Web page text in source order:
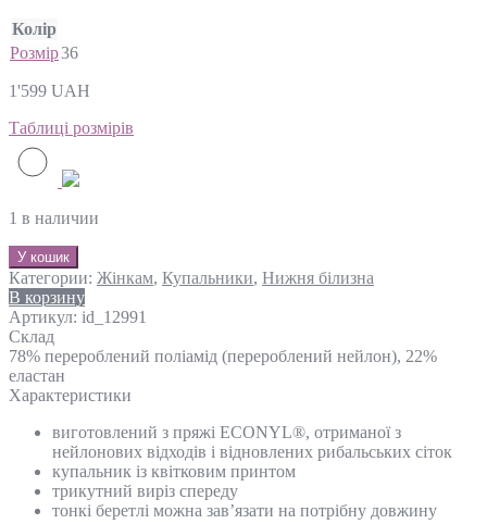
Колір
Розмір36
1'599 UAH
Таблиці розмірів
1 в наличии
У кошик
Категории: Жінкам, Купальники, Нижня білизна
В корзину
Артикул: id_12991
Склад
78% перероблений поліамід (перероблений нейлон), 22%
еластан
Характеристики
виготовлений з пряжі ECONYL®, отриманої з
нейлонових відходів і відновлених рибальських сіток
купальник із квітковим принтом
трикутний виріз спереду
тонкі беретлі можна зав’язати на потрібну довжину